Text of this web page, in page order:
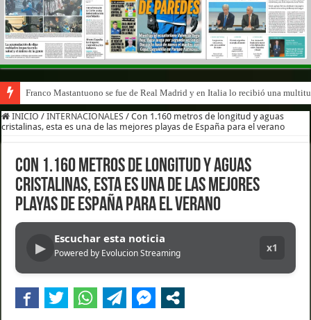
Franco Mastantuono se fue de Real Madrid y en Italia lo recibió una
INICIO / INTERNACIONALES / Con 1.160 metros de longitud y aguas
cristalinas, esta es una de las mejores playas de España para el verano
Con 1.160 metros de longitud y aguas
cristalinas, esta es una de las mejores
playas de España para el verano
▶
Escuchar esta noticia
Powered by Evolucion Streaming x1